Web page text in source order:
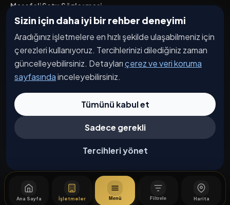
Sizin için daha iyi bir rehber deneyimi
Aradığınız işletmelere en hızlı şekilde ulaşabilmeniz için
çerezleri kullanıyoruz. Tercihlerinizi dilediğiniz zaman
güncelleyebilirsiniz. Detaylarıçerez ve veri koruma
sayfasındainceleyebilirsiniz.
Tümünü kabul et
Sadece gerekli
Tercihleri yönet
Ana Sayfa İşletmeler Menü Filtrele Harita
Mesafeli Satış Sözleşmesi
İptal / İade Koşulları
Hizmet Şartları
Gizlilik Politikası
Üyelik Sözleşmesi
Kişisel Veri Koruma
© 2026 Bakırköy. Tüm hakları saklıdır.